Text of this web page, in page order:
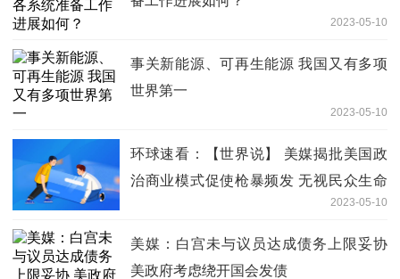
2023-05-10
事关新能源、可再生能源 我国又有多项
世界第一
2023-05-10
环球速看：【世界说】 美媒揭批美国政
治商业模式促使枪暴频发 无视民众生命
2023-05-10
美媒：白宫未与议员达成债务上限妥协
美政府考虑绕开国会发债